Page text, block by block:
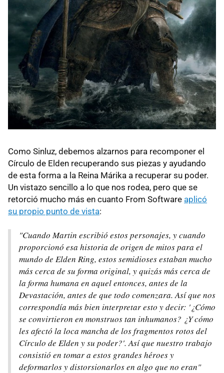
Como Sinluz, debemos alzarnos para recomponer el
Círculo de Elden recuperando sus piezas y ayudando
de esta forma a la Reina Márika a recuperar su poder.
Un vistazo sencillo a lo que nos rodea, pero que se
retorció mucho más en cuanto From Software aplicó
su propio punto de vista:
"Cuando Martin escribió estos personajes, y cuando
proporcionó esa historia de origen de mitos para el
mundo de Elden Ring, estos semidioses estaban mucho
más cerca de su forma original, y quizás más cerca de
la forma humana en aquel entonces, antes de la
Devastación, antes de que todo comenzara. Así que nos
correspondía más bien interpretar esto y decir: '¿Cómo
se convirtieron en monstruos tan inhumanos? ¿Y cómo
les afectó la loca mancha de los fragmentos rotos del
Círculo de Elden y su poder?'. Así que nuestro trabajo
consistió en tomar a estos grandes héroes y
deformarlos y distorsionarlos en algo que no eran"